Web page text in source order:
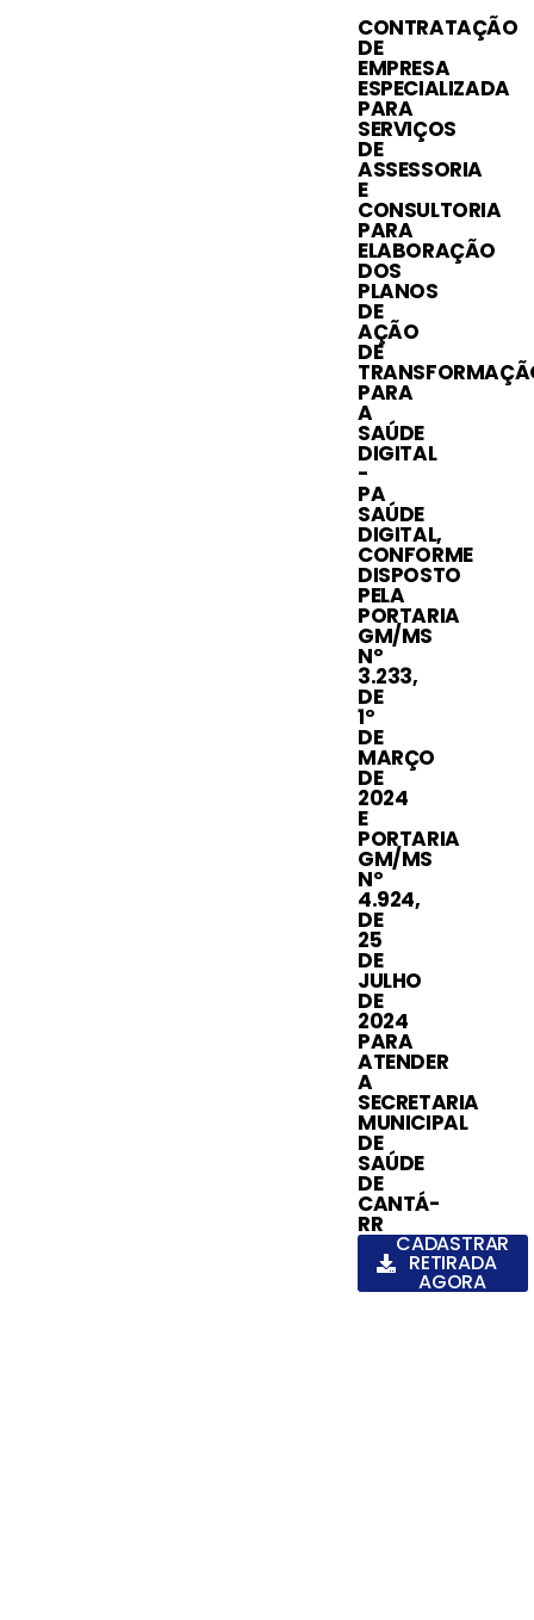
CONTRATAÇÃO
DE
EMPRESA
ESPECIALIZADA
PARA
SERVIÇOS
DE
ASSESSORIA
E
CONSULTORIA
PARA
ELABORAÇÃO
DOS
PLANOS
DE
AÇÃO
DE
PARA
A
SAÚDE
DIGITAL
-
PA
SAÚDE
DIGITAL,
CONFORME
DISPOSTO
PELA
PORTARIA
GM/MS
Nº
3.233,
DE
1º
DE
MARÇO
DE
2024
E
PORTARIA
GM/MS
Nº
4.924,
DE
25
DE
JULHO
DE
2024
PARA
ATENDER
A
SECRETARIA
MUNICIPAL
DE
SAÚDE
DE
CANTÁ-
RR
CADASTRAR
RETIRADA
AGORA